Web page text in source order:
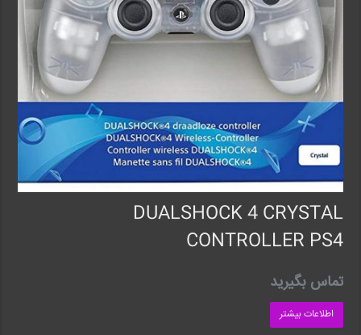
DUALSHOCK 4 CRYSTAL
CONTROLLER PS4
تماس بگیرید
اطلاعات بیشتر